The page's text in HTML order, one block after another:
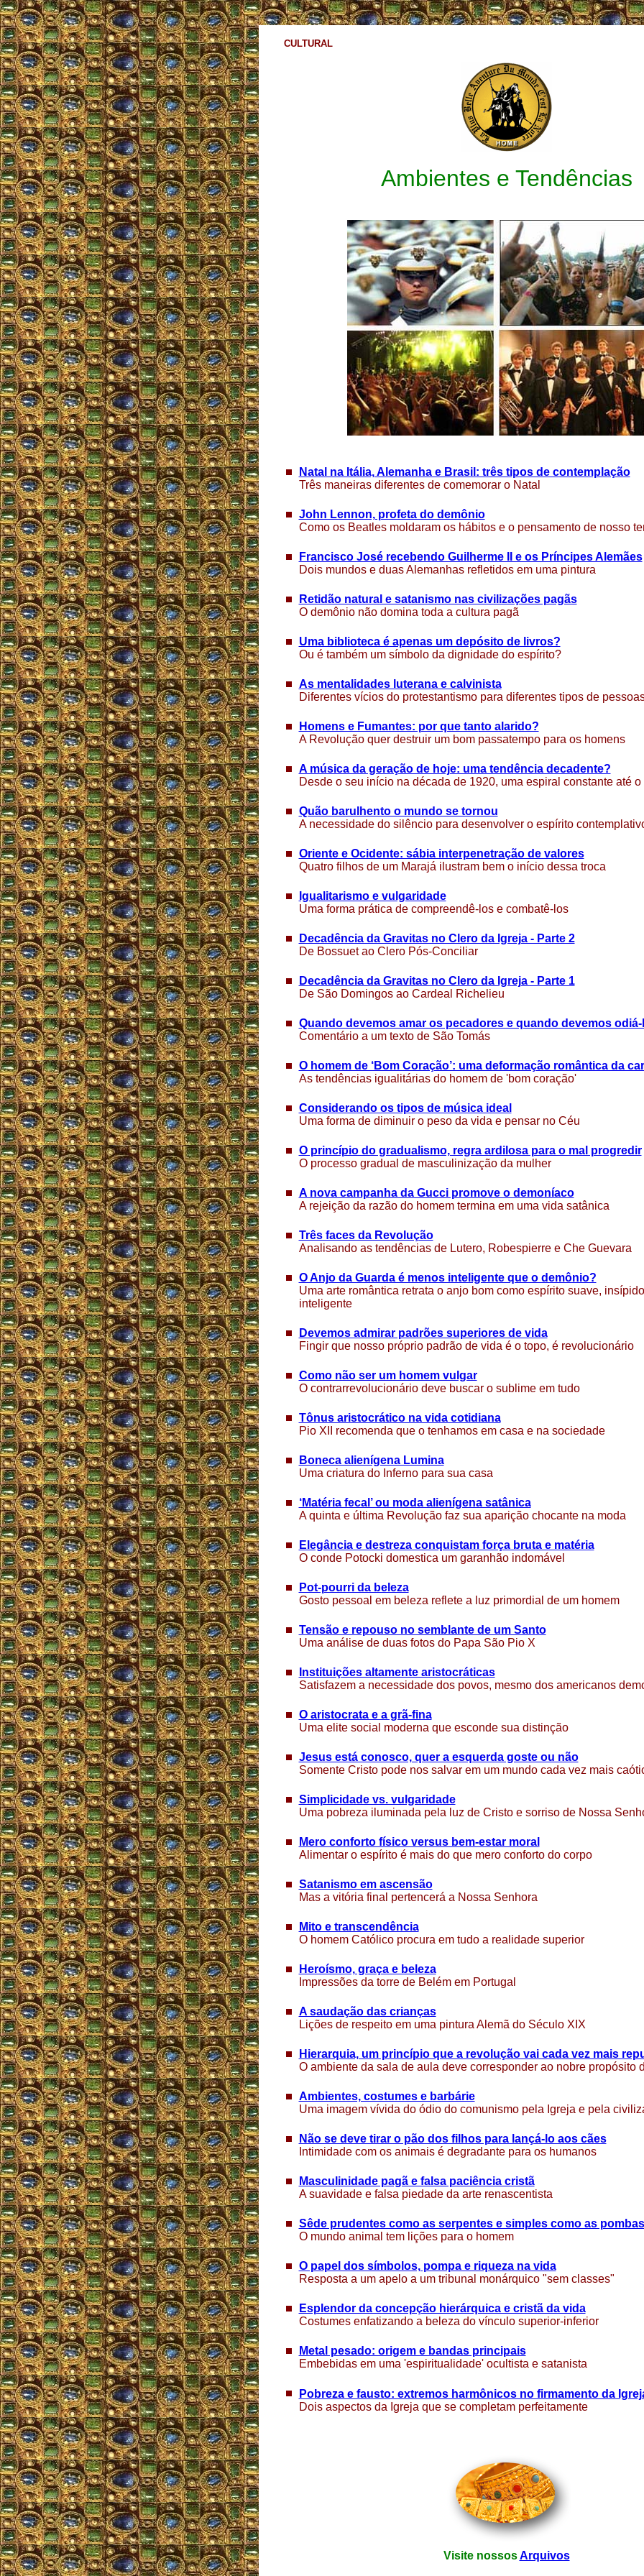
CULTURAL
Ambientes e Tendências
Natal na Itália, Alemanha e Brasil: três tipos de contemplação
Três maneiras diferentes de comemorar o Natal
John Lennon, profeta do demônio
Como os Beatles moldaram os hábitos e o pensamento de nosso
Francisco José recebendo Guilherme II e os Príncipes Alemães
Dois mundos e duas Alemanhas refletidos em uma pintura
Retidão natural e satanismo nas civilizações pagãs
O demônio não domina toda a cultura pagã
Uma biblioteca é apenas um depósito de livros?
Ou é também um símbolo da dignidade do espírito?
As mentalidades luterana e calvinista
Diferentes vícios do protestantismo para diferentes tipos de
Homens e Fumantes: por que tanto alarido?
A Revolução quer destruir um bom passatempo para os homens
A música da geração de hoje: uma tendência decadente?
Desde o seu início na década de 1920, uma espiral constante até o
Quão barulhento o mundo se tornou
A necessidade do silêncio para desenvolver o espírito
Oriente e Ocidente: sábia interpenetração de valores
Quatro filhos de um Marajá ilustram bem o início dessa troca
Igualitarismo e vulgaridade
Uma forma prática de compreendê-los e combatê-los
Decadência da Gravitas no Clero da Igreja - Parte 2
De Bossuet ao Clero Pós-Conciliar
Decadência da Gravitas no Clero da Igreja - Parte 1
De São Domingos ao Cardeal Richelieu
Quando devemos amar os pecadores e quando devemos odiá-
Comentário a um texto de São Tomás
O homem de ‘Bom Coração’: uma deformação romântica da
As tendências igualitárias do homem de 'bom coração'
Considerando os tipos de música ideal
Uma forma de diminuir o peso da vida e pensar no Céu
O princípio do gradualismo, regra ardilosa para o mal progredir
O processo gradual de masculinização da mulher
A nova campanha da Gucci promove o demoníaco
A rejeição da razão do homem termina em uma vida satânica
Três faces da Revolução
Analisando as tendências de Lutero, Robespierre e Che Guevara
O Anjo da Guarda é menos inteligente que o demônio?
Uma arte romântica retrata o anjo bom como espírito suave,
inteligente
Devemos admirar padrões superiores de vida
Fingir que nosso próprio padrão de vida é o topo, é revolucionário
Como não ser um homem vulgar
O contrarrevolucionário deve buscar o sublime em tudo
Tônus aristocrático na vida cotidiana
Pio XII recomenda que o tenhamos em casa e na sociedade
Boneca alienígena Lumina
Uma criatura do Inferno para sua casa
‘Matéria fecal’ ou moda alienígena satânica
A quinta e última Revolução faz sua aparição chocante na moda
Elegância e destreza conquistam força bruta e matéria
O conde Potocki domestica um garanhão indomável
Pot-pourri da beleza
Gosto pessoal em beleza reflete a luz primordial de um homem
Tensão e repouso no semblante de um Santo
Uma análise de duas fotos do Papa São Pio X
Instituições altamente aristocráticas
Satisfazem a necessidade dos povos, mesmo dos americanos
O aristocrata e a grã-fina
Uma elite social moderna que esconde sua distinção
Jesus está conosco, quer a esquerda goste ou não
Somente Cristo pode nos salvar em um mundo cada vez mais
Simplicidade vs. vulgaridade
Uma pobreza iluminada pela luz de Cristo e sorriso de Nossa
Mero conforto físico versus bem-estar moral
Alimentar o espírito é mais do que mero conforto do corpo
Satanismo em ascensão
Mas a vitória final pertencerá a Nossa Senhora
Mito e transcendência
O homem Católico procura em tudo a realidade superior
Heroísmo, graça e beleza
Impressões da torre de Belém em Portugal
A saudação das crianças
Lições de respeito em uma pintura Alemã do Século XIX
Hierarquia, um princípio que a revolução vai cada vez mais
O ambiente da sala de aula deve corresponder ao nobre propósito
Ambientes, costumes e barbárie
Uma imagem vívida do ódio do comunismo pela Igreja e pela
Não se deve tirar o pão dos filhos para lançá-lo aos cães
Intimidade com os animais é degradante para os humanos
Masculinidade pagã e falsa paciência cristã
A suavidade e falsa piedade da arte renascentista
Sêde prudentes como as serpentes e simples como as pombas
O mundo animal tem lições para o homem
O papel dos símbolos, pompa e riqueza na vida
Resposta a um apelo a um tribunal monárquico "sem classes"
Esplendor da concepção hierárquica e cristã da vida
Costumes enfatizando a beleza do vínculo superior-inferior
Metal pesado: origem e bandas principais
Embebidas em uma 'espiritualidade' ocultista e satanista
Pobreza e fausto: extremos harmônicos no firmamento da
Dois aspectos da Igreja que se completam perfeitamente
Visite nossosArquivos